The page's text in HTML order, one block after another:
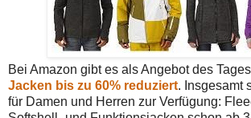
Bei Amazon gibt es als Angebot des
Jacken bis zu 60% reduziert. Insgesamt
für Damen und Herren zur Verfügung: